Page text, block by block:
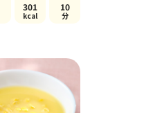
301
kcal
10
分